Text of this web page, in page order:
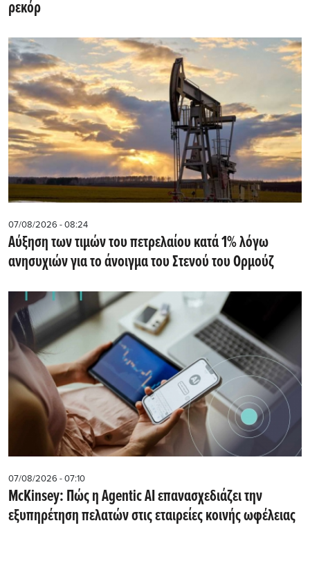
ρεκόρ
07/08/2026 - 08:24
Αύξηση των τιμών του πετρελαίου κατά 1% λόγω
ανησυχιών για το άνοιγμα του Στενού του Ορμούζ
07/08/2026 - 07:10
McKinsey: Πώς η Agentic AI επανασχεδιάζει την
εξυπηρέτηση πελατών στις εταιρείες κοινής ωφέλειας